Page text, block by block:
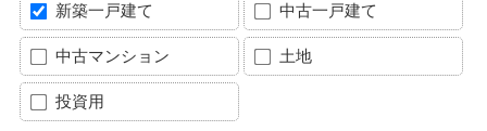
新築一戸建て 中古一戸建て
中古マンション 土地
投資用